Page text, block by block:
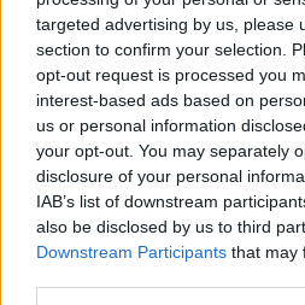
targeted advertising by us, please
section to confirm your selection.
opt-out request is processed you
interest-based ads based on
us or personal information
your opt-out. You may separately
disclosure of your personal
IAB’s list of downstream
also be disclosed by us to third
Downstream Participants that may
Cos'è la carriera alias,
corrisponde alla carta